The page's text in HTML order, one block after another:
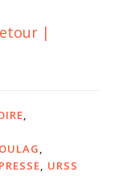
|
URSS